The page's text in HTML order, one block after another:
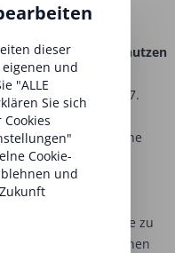
Folge:
wie du sie für dich nutzen
FORUM geht in die 7.
Redakteurin Juliane
Judith
man sich stark
für Kosmetikinstitute zu
entwickelt. Sie können
dieser
und
"ALLE
Sie sich
Cookie-
und